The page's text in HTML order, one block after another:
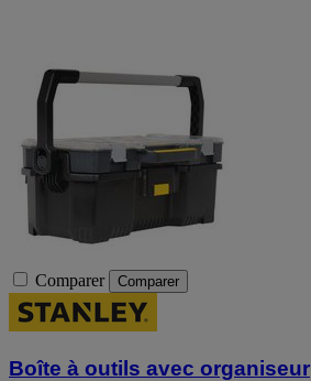
Comparer Comparer
Boîte à outils avec organiseur